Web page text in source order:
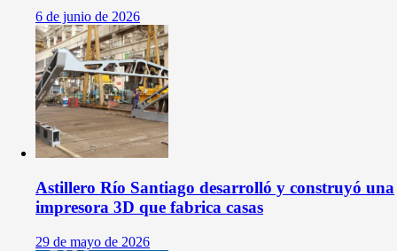
6 de junio de 2026
Astillero Río Santiago desarrolló y construyó una
impresora 3D que fabrica casas
29 de mayo de 2026